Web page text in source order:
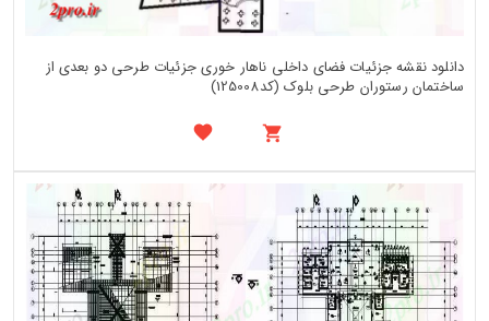
دانلود نقشه جزئیات فضای داخلی ناهار خوری جزئیات طرحی دو بعدی از
ساختمان رستوران طرحی بلوک (کد125008)